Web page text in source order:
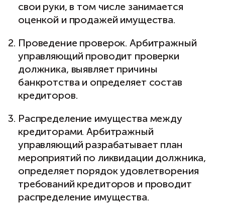
свои руки, в том числе занимается
оценкой и продажей имущества.
Проведение проверок. Арбитражный
управляющий проводит проверки
должника, выявляет причины
банкротства и определяет состав
кредиторов.
Распределение имущества между
кредиторами. Арбитражный
управляющий разрабатывает план
мероприятий по ликвидации должника,
определяет порядок удовлетворения
требований кредиторов и проводит
распределение имущества.